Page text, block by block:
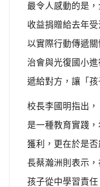
最令人感動的是
收益捐贈給去年
以實際行動傳遞
治會與光復國小
遞給對方，讓「
校長李國明指出
是一種教育實踐
獲利，更在於是
長蔡瀚洲則表示
孩子從中學習責